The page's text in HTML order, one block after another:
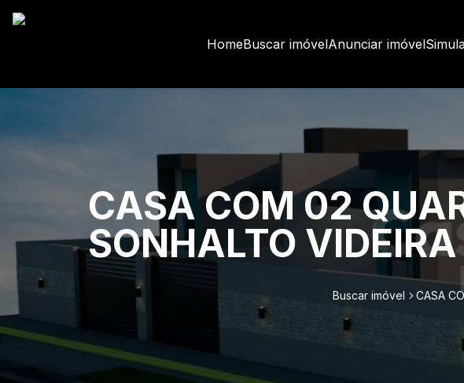
HomeBuscar imóvelAnunciar imóvel
CASA COM 02
SONHALTO VIDEIRA
Buscar imóvel CASA